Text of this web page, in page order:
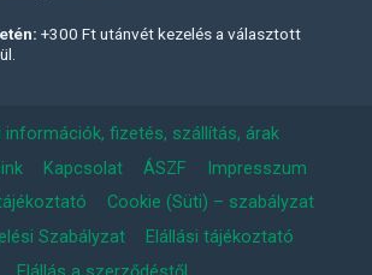
+300 Ft utánvét kezelés a választott
információk, fizetés, szállítás, árak
Kapcsolat ÁSZF
Impresszum
Cookie (Süti) – szabályzat
Szabályzat
Elállási tájékoztató